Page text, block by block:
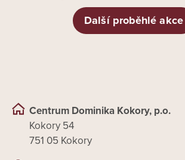
Další proběhlé akce
Centrum Dominika Kokory, p.o.
Kokory 54
751 05 Kokory